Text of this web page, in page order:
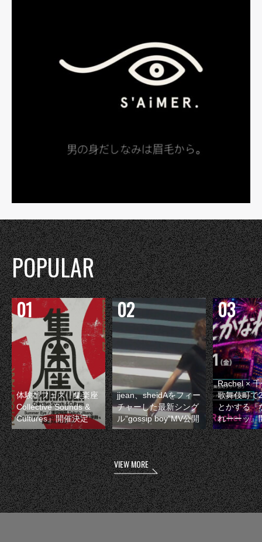
POPULAR
体験型フェス『集楽座
Collective Sounds &
Cultures』開催決定
jjean、sheidAをフィー
チャーした最新シング
ル“gossip boy”MV公開
Rachel ×
歌舞伎町で
とかする『
れーーッ』
VIEW MORE